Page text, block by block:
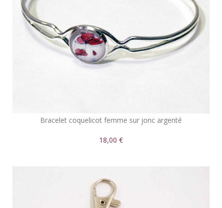
Bracelet coquelicot femme sur jonc argenté
18,00 €